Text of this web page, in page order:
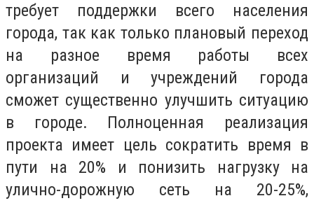
требует поддержки всего населения
города, так как только плановый переход
на разное время работы всех
организаций и учреждений города
сможет существенно улучшить ситуацию
в городе. Полноценная реализация
проекта имеет цель сократить время в
пути на 20% и понизить нагрузку на
улично-дорожную сеть на 20-25%,